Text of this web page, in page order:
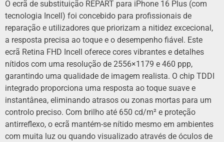
O ecrã de substituição REPART para iPhone 16 Plus (com
tecnologia Incell) foi concebido para profissionais de
reparação e utilizadores que priorizam a nitidez excecional,
a resposta precisa ao toque e o desempenho fiável. Este
ecrã Retina FHD Incell oferece cores vibrantes e detalhes
nítidos com uma resolução de 2556×1179 e 460 ppp,
garantindo uma qualidade de imagem realista. O chip TDDI
integrado proporciona uma resposta ao toque suave e
instantânea, eliminando atrasos ou zonas mortas para um
controlo preciso. Com brilho até 650 cd/m² e proteção
antirreflexo, o ecrã mantém-se nítido mesmo em ambientes
com muita luz ou quando visualizado através de óculos de